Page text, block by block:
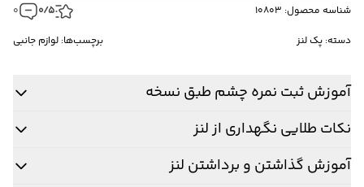
شناسه محصول: 10803 0/5
0
دسته: پک لنز برچسب‌ها: لوازم جانبی
آموزش ثبت نمره چشم طبق نسخه
نکات طلایی نگهداری از لنز
آموزش گذاشتن و برداشتن لنز